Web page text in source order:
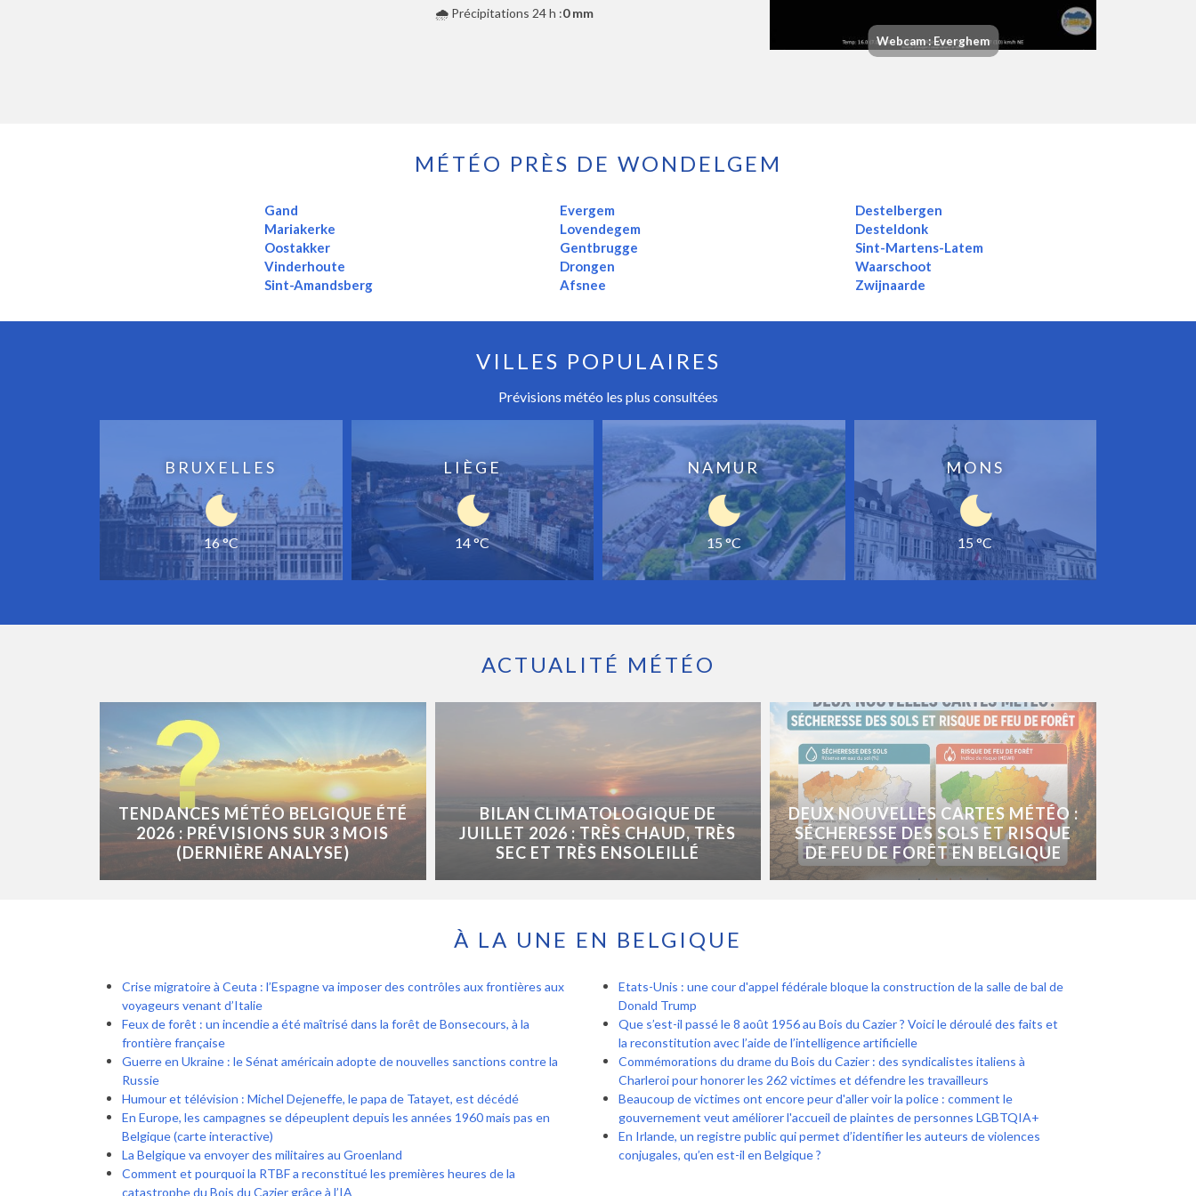
🌧️ Précipitations 24 h :0 mm
Webcam : Everghem
MÉTÉO PRÈS DE WONDELGEM
Gand
Mariakerke
Oostakker
Vinderhoute
Sint-Amandsberg
Evergem
Lovendegem
Gentbrugge
Drongen
Afsnee
Destelbergen
Desteldonk
Sint-Martens-Latem
Waarschoot
Zwijnaarde
VILLES POPULAIRES
Prévisions météo les plus consultées
BRUXELLES
16 °C
LIÈGE
14 °C
NAMUR
15 °C
MONS
15 °C
ACTUALITÉ MÉTÉO
TENDANCES MÉTÉO BELGIQUE ÉTÉ
2026 : PRÉVISIONS SUR 3 MOIS
(DERNIÈRE ANALYSE)
BILAN CLIMATOLOGIQUE DE
JUILLET 2026 : TRÈS CHAUD, TRÈS
SEC ET TRÈS ENSOLEILLÉ
DEUX NOUVELLES CARTES MÉTÉO :
SÉCHERESSE DES SOLS ET RISQUE
DE FEU DE FORÊT EN BELGIQUE
À LA UNE EN BELGIQUE
Crise migratoire à Ceuta : l’Espagne va imposer des contrôles aux frontières aux
voyageurs venant d’Italie
Feux de forêt : un incendie a été maîtrisé dans la forêt de Bonsecours, à la
frontière française
Guerre en Ukraine : le Sénat américain adopte de nouvelles sanctions contre la
Russie
Humour et télévision : Michel Dejeneffe, le papa de Tatayet, est décédé
En Europe, les campagnes se dépeuplent depuis les années 1960 mais pas en
Belgique (carte interactive)
La Belgique va envoyer des militaires au Groenland
Comment et pourquoi la RTBF a reconstitué les premières heures de la
catastrophe du Bois du Cazier grâce à l’IA
Etats-Unis : une cour d'appel fédérale bloque la construction de la salle de bal de
Donald Trump
Que s’est-il passé le 8 août 1956 au Bois du Cazier ? Voici le déroulé des faits et
la reconstitution avec l’aide de l’intelligence artificielle
Commémorations du drame du Bois du Cazier : des syndicalistes italiens à
Charleroi pour honorer les 262 victimes et défendre les travailleurs
Beaucoup de victimes ont encore peur d'aller voir la police : comment le
gouvernement veut améliorer l'accueil de plaintes de personnes LGBTQIA+
En Irlande, un registre public qui permet d’identifier les auteurs de violences
conjugales, qu’en est-il en Belgique ?